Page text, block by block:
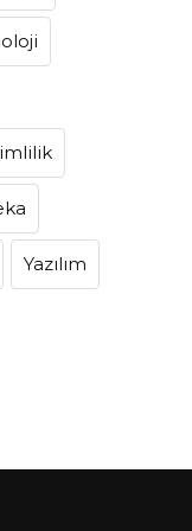
Yazılım